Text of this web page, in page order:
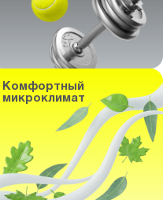
Комфортный
микроклимат